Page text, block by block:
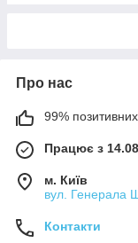
Про нас
99% позитивних
Працює з
м. Київ
вул. Генерала
Контакти